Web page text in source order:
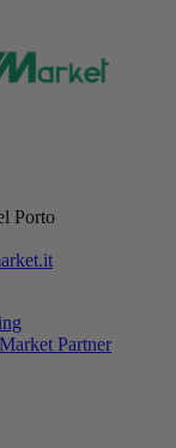
Porto
Partner